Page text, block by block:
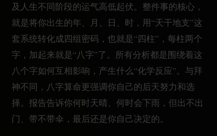
及人生不同阶段的运气高低起伏。整件事的核心，
就是将你出生的年、月、日、时，用“天干地支”这
套系统转化成四组密码，也就是“四柱”，每柱两个
字，加起来就是“八字”了。所有分析都是围绕着这
八个字如何互相影响，产生什么“化学反应”。与拜
神不同，八字算命更强调你自己的后天努力和选
择。报告告诉你何时天晴、何时会下雨，但出不出
门、带不带伞，最后还是你自己决定的。